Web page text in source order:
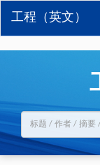
工程（英文）